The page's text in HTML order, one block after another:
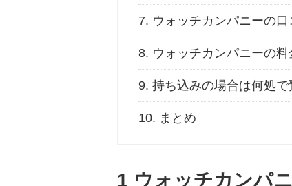
7. ウォッチカンパニーの口
8. ウォッチカンパニーの
9. 持ち込みの場合は何処で
10. まとめ
1 ウォッチカンパ